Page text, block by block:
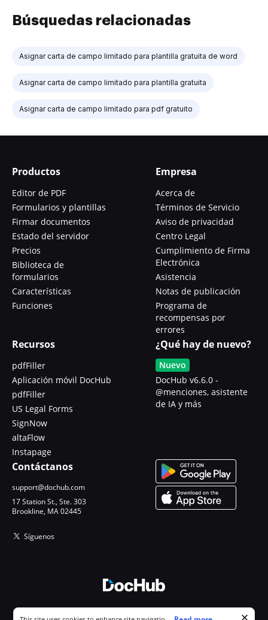
Búsquedas relacionadas
Asignar carta de campo limitado para plantilla gratuita de word
Asignar carta de campo limitado para plantilla gratuita
Asignar carta de campo limitado para pdf gratuito
Productos
Editor de PDF
Formularios y plantillas
Firmar documentos
Estado del servidor
Precios
Biblioteca de
formularios
Características
Funciones
Empresa
Acerca de
Términos de Servicio
Aviso de privacidad
Centro Legal
Cumplimiento de Firma
Electrónica
Asistencia
Notas de publicación
Programa de
recompensas por
errores
Recursos
pdfFiller
Aplicación móvil DocHub
pdfFiller
US Legal Forms
SignNow
altaFlow
Instapage
¿Qué hay de nuevo?
Nuevo
DocHub v6.6.0 -
@menciones, asistente
de IA y más
Contáctanos
support@dochub.com
17 Station St., Ste. 303
Brookline, MA 02445
Síguenos